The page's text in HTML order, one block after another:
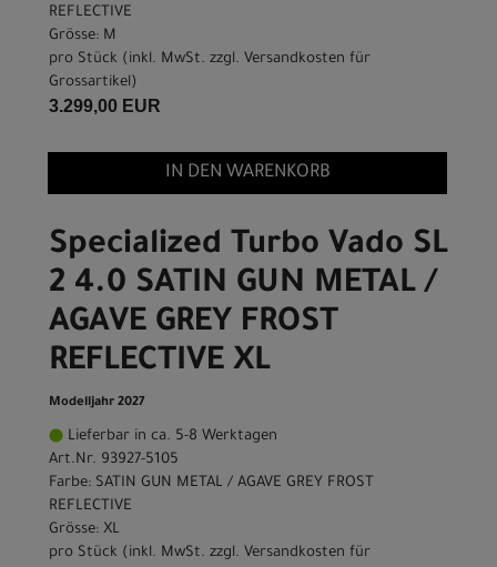
REFLECTIVE
Grösse: M
pro Stück (inkl. MwSt. zzgl. Versandkosten für
Grossartikel)
3.299,00 EUR
IN DEN WARENKORB
Specialized Turbo Vado SL
2 4.0 SATIN GUN METAL /
AGAVE GREY FROST
REFLECTIVE XL
Modelljahr 2027
Lieferbar in ca. 5-8 Werktagen
Art.Nr. 93927-5105
Farbe: SATIN GUN METAL / AGAVE GREY FROST
REFLECTIVE
Grösse: XL
pro Stück (inkl. MwSt. zzgl. Versandkosten für